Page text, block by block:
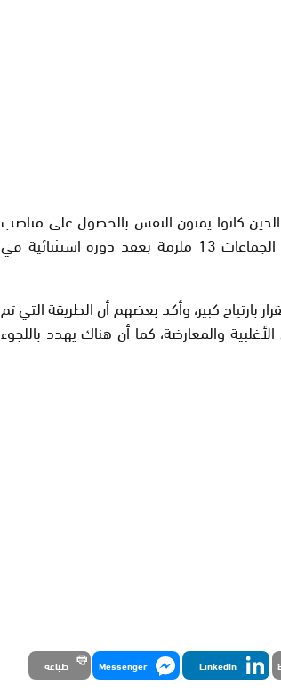
الذين كانوا يمنون النفس بالحصول على مناصب
مهمة بمجموعة الجماعات المكلفة بالصحة، يجعل هذه الجماعات 13 ملزمة بعقد دورة استثنائية في
بارتياح كبير، وأكد بعضهم أن الطريقة التي تم
والمعارضة، كما أن هناك يهدد باللجوء
LinkedIn
Messenger طباعة